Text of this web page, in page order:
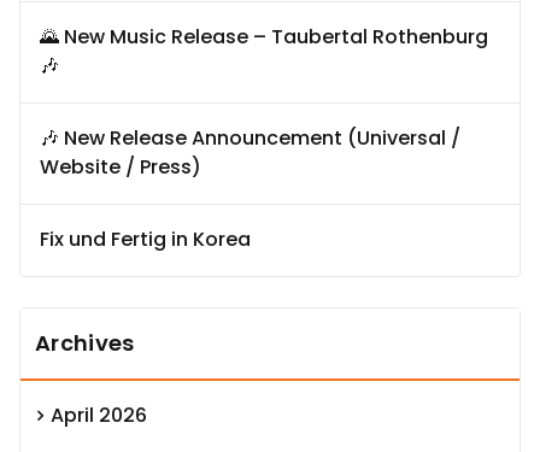
🌄 New Music Release – Taubertal Rothenburg
🎶
🎶 New Release Announcement (Universal /
Website / Press)
Fix und Fertig in Korea
Archives
April 2026